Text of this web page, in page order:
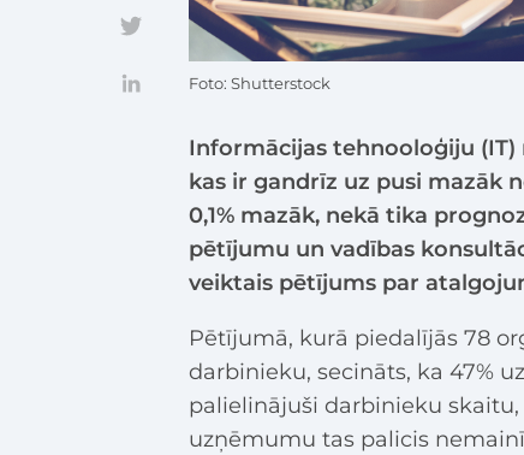
Informācijas tehnooloģiju (IT)
kas ir gandrīz uz pusi mazāk
0,1% mazāk, nekā tika
pētījumu un vadības
veiktais pētījums par
Pētījumā, kurā piedalījās 78
darbinieku, secināts, ka 47%
palielinājuši darbinieku skaitu,
uzņēmumu tas palicis
Foto: Shutterstock